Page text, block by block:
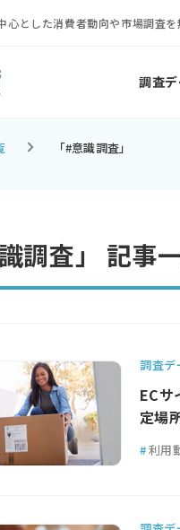
心とした消費者動向や市場調査を
調査
「#意識調査」
識調査」 記事
調査デ
ECサ
定場
#利用